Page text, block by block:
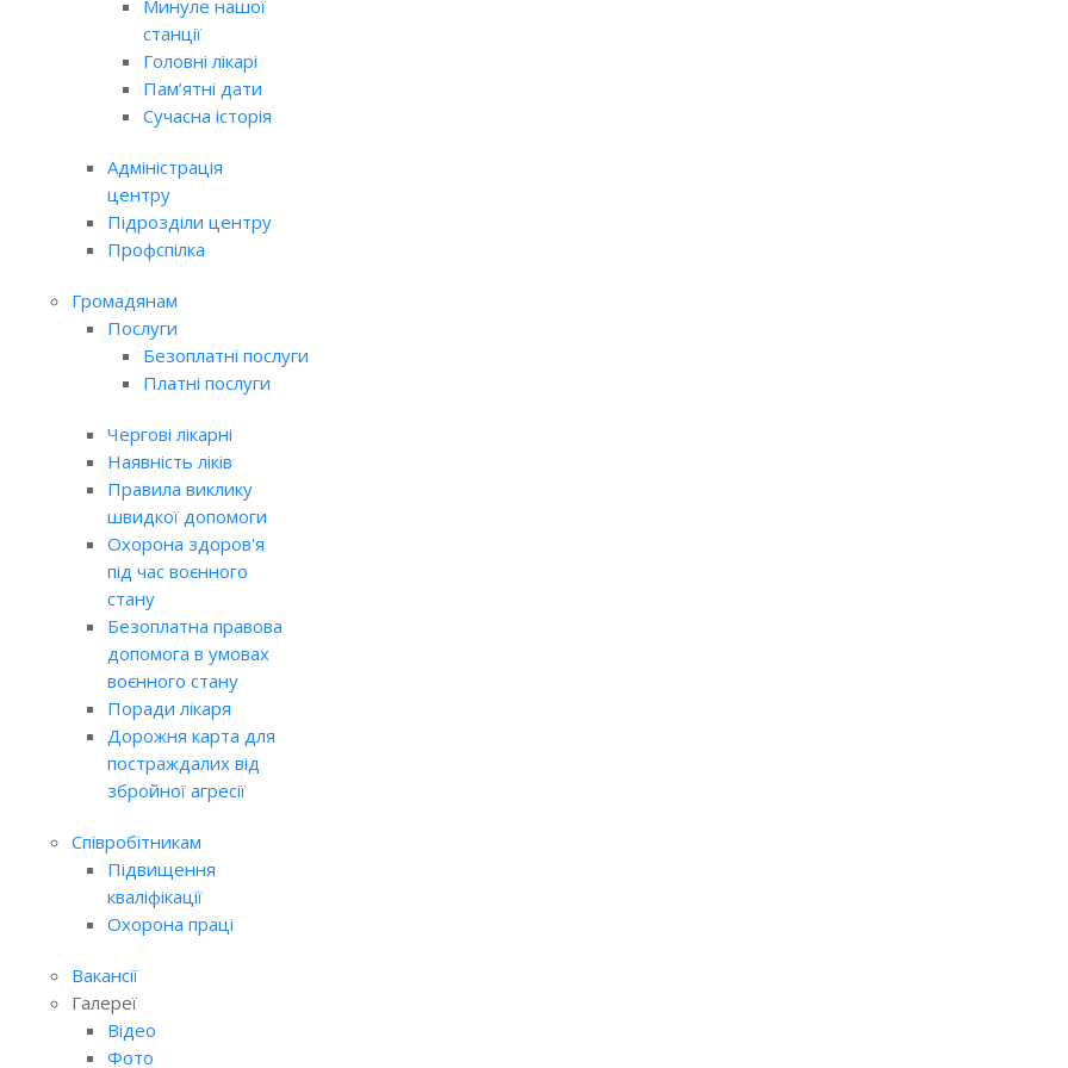
Минуле нашої
станції
Головні лікарі
Пам’ятні дати
Сучасна історія
Адміністрація
центру
Підрозділи центру
Профспілка
Громадянам
Послуги
Безоплатні послуги
Платні послуги
Чергові лікарні
Наявність ліків
Правила виклику
швидкої допомоги
Охорона здоров'я
під час воєнного
стану
Безоплатна правова
допомога в умовах
воєнного стану
Поради лікаря
Дорожня карта для
постраждалих від
збройної агресії
Співробітникам
Підвищення
кваліфікації
Охорона праці
Вакансії
Галереї
Відео
Фото